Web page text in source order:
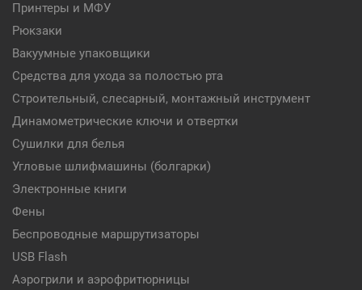
Принтеры и МФУ
Рюкзаки
Вакуумные упаковщики
Средства для ухода за полостью рта
Строительный, слесарный, монтажный инструмент
Динамометрические ключи и отвертки
Сушилки для белья
Угловые шлифмашины (болгарки)
Электронные книги
Фены
Беспроводные маршрутизаторы
USB Flash
Аэрогрили и аэрофритюрницы